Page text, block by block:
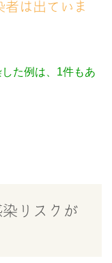
は出ていま
た例は、1件もあ
リスクが